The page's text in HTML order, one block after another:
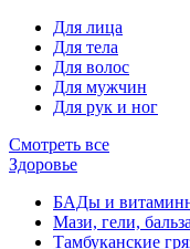
Для лица
Для тела
Для волос
Для мужчин
Для рук и ног
Смотреть все
Здоровье
БАДы и
Мази, гели,
Тамбуканские